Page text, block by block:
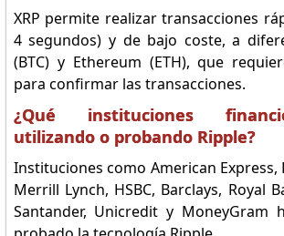
XRP permite realizar transacciones
4 segundos) y de bajo coste, a
(BTC) y Ethereum (ETH), que
para confirmar las transacciones.
¿Qué instituciones
utilizando o probando Ripple?
Instituciones como American Express,
Merrill Lynch, HSBC, Barclays, Royal
Santander, Unicredit y MoneyGram